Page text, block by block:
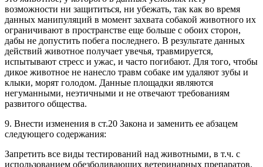
возможности ни защититься, ни убежать, так как во время
данных манипуляций в момент захвата собакой животного их
ограничивают в пространстве еще больше с обоих сторон,
дабы не допустить побега последнего. В результате данных
действий животное получает увечья, травмируется,
испытывают стресс и ужас, и часто погибают. Для того, чтобы
дикое животное не нанесло травм собаке им удаляют зубы и
клыки, морят голодом. Данные площадки являются
негуманными, неэтичными и не отвечают требованиям
развитого общества.
9. Внести изменения в ст.20 Закона и заменить ее абзацем
следующего содержания:
Запретить все виды тестирований над животными, в т.ч. с
использованием обезболивающих ветеринарных препаратов.